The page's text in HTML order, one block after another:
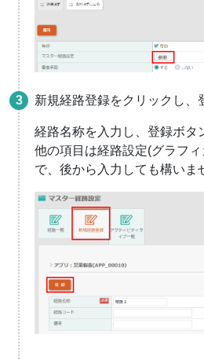
新規経路登録をクリックし、
経路名称を入力し、登録ボタ
他の項目は経路設定(グラフ
で、後から入力しても構いま